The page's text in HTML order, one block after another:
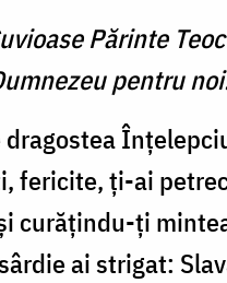
Părinte
pentru
fericite, ţi-ai
curăţindu-ţi
ai strigat: